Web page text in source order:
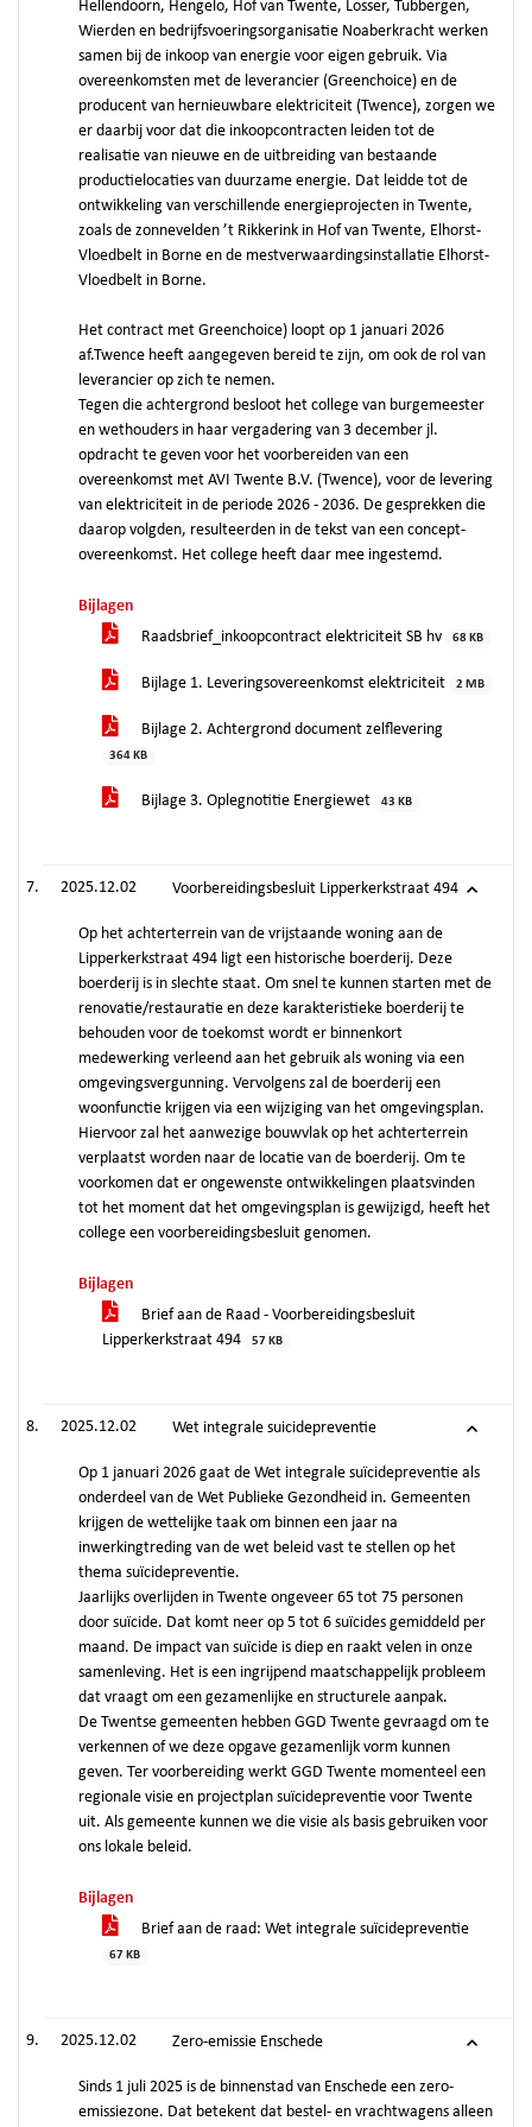
Hellendoorn, Hengelo, Hof van Twente, Losser, Tubbergen,
Wierden en bedrijfsvoeringsorganisatie Noaberkracht werken
samen bij de inkoop van energie voor eigen gebruik. Via
overeenkomsten met de leverancier (Greenchoice) en de
producent van hernieuwbare elektriciteit (Twence), zorgen we
er daarbij voor dat die inkoopcontracten leiden tot de
realisatie van nieuwe en de uitbreiding van bestaande
productielocaties van duurzame energie. Dat leidde tot de
ontwikkeling van verschillende energieprojecten in Twente,
zoals de zonnevelden ’t Rikkerink in Hof van Twente, Elhorst-
Vloedbelt in Borne en de mestverwaardingsinstallatie Elhorst-
Vloedbelt in Borne.
Het contract met Greenchoice) loopt op 1 januari 2026
af.Twence heeft aangegeven bereid te zijn, om ook de rol van
leverancier op zich te nemen.
Tegen die achtergrond besloot het college van burgemeester
en wethouders in haar vergadering van 3 december jl.
opdracht te geven voor het voorbereiden van een
overeenkomst met AVI Twente B.V. (Twence), voor de levering
van elektriciteit in de periode 2026 - 2036. De gesprekken die
daarop volgden, resulteerden in de tekst van een concept-
overeenkomst. Het college heeft daar mee ingestemd.
Bijlagen
Raadsbrief_inkoopcontract elektriciteit SB hv
68 KB
Bijlage 1. Leveringsovereenkomst elektriciteit 2 MB
Bijlage 2. Achtergrond document zelflevering
364 KB
Bijlage 3. Oplegnotitie Energiewet 43 KB
2025.12.02 Voorbereidingsbesluit Lipperkerkstraat 494
Op het achterterrein van de vrijstaande woning aan de
Lipperkerkstraat 494 ligt een historische boerderij. Deze
boerderij is in slechte staat. Om snel te kunnen starten met de
renovatie/restauratie en deze karakteristieke boerderij te
behouden voor de toekomst wordt er binnenkort
medewerking verleend aan het gebruik als woning via een
omgevingsvergunning. Vervolgens zal de boerderij een
woonfunctie krijgen via een wijziging van het omgevingsplan.
Hiervoor zal het aanwezige bouwvlak op het achterterrein
verplaatst worden naar de locatie van de boerderij. Om te
voorkomen dat er ongewenste ontwikkelingen plaatsvinden
tot het moment dat het omgevingsplan is gewijzigd, heeft het
college een voorbereidingsbesluit genomen.
Bijlagen
Brief aan de Raad - Voorbereidingsbesluit
Lipperkerkstraat 494
57 KB
2025.12.02 Wet integrale suicidepreventie
Op 1 januari 2026 gaat de Wet integrale suïcidepreventie als
onderdeel van de Wet Publieke Gezondheid in. Gemeenten
krijgen de wettelijke taak om binnen een jaar na
inwerkingtreding van de wet beleid vast te stellen op het
thema suïcidepreventie.
Jaarlijks overlijden in Twente ongeveer 65 tot 75 personen
door suïcide. Dat komt neer op 5 tot 6 suïcides gemiddeld per
maand. De impact van suïcide is diep en raakt velen in onze
samenleving. Het is een ingrijpend maatschappelijk probleem
dat vraagt om een gezamenlijke en structurele aanpak.
De Twentse gemeenten hebben GGD Twente gevraagd om te
verkennen of we deze opgave gezamenlijk vorm kunnen
geven. Ter voorbereiding werkt GGD Twente momenteel een
regionale visie en projectplan suïcidepreventie voor Twente
uit. Als gemeente kunnen we die visie als basis gebruiken voor
ons lokale beleid.
Bijlagen
Brief aan de raad: Wet integrale suïcidepreventie
67 KB
2025.12.02 Zero-emissie Enschede
Sinds 1 juli 2025 is de binnenstad van Enschede een zero-
emissiezone. Dat betekent dat bestel- en vrachtwagens alleen